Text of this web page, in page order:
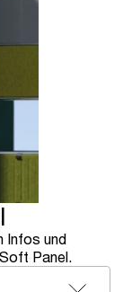
Infos und
Panel.